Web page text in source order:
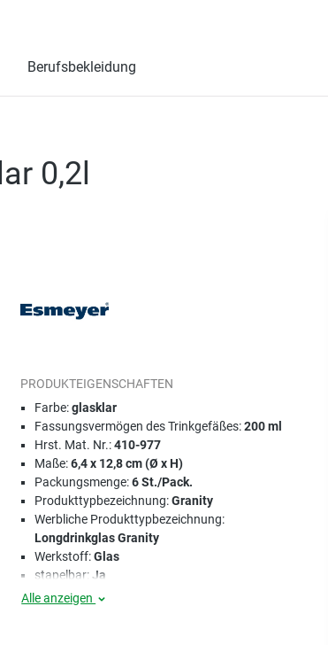
Berufsbekleidung
0,2l
PRODUKTEIGENSCHAFTEN
Farbe:glasklar
Fassungsvermögen des Trinkgefäßes:200 ml
Hrst. Mat. Nr.:410-977
Maße:6,4 x 12,8 cm (Ø x H)
Packungsmenge:6 St./Pack.
Produkttypbezeichnung:Granity
Werbliche Produkttypbezeichnung:
Longdrinkglas Granity
Werkstoff:Glas
stapelbar:Ja
Alle anzeigen